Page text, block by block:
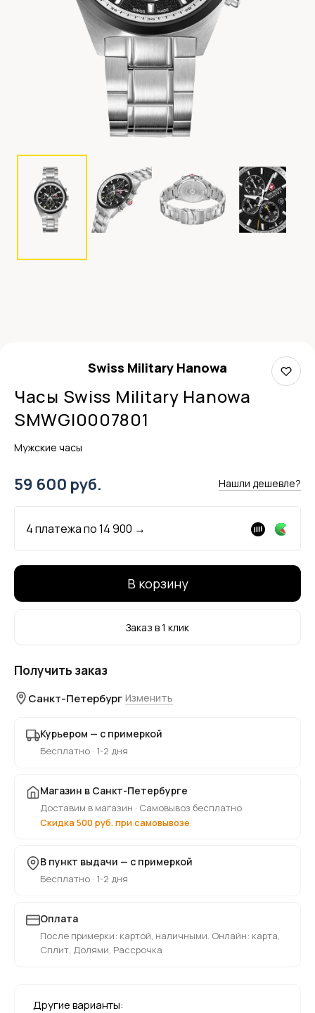
Swiss Military Hanowa
Часы Swiss Military Hanowa
SMWGI0007801
Мужские часы
59 600 руб. Нашли дешевле?
4 платежа по14 900 →
В корзину
Заказ в 1 клик
Получить заказ
Санкт-Петербург Изменить
Курьером — с примеркой
Бесплатно · 1-2 дня
Магазин в Санкт-Петербурге
Доставим в магазин · Самовывоз бесплатно
Скидка 500 руб. при самовывозе
В пункт выдачи — с примеркой
Бесплатно · 1-2 дня
Оплата
После примерки: картой, наличными. Онлайн: карта,
Сплит, Долями, Рассрочка
Другие варианты: